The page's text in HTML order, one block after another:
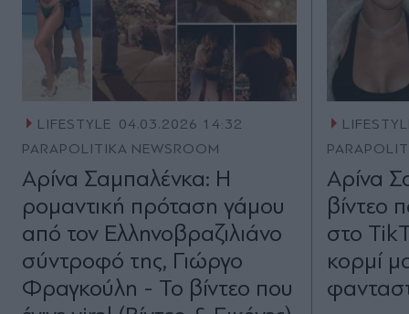
LIFESTYLE 04.03.2026 14:32
PARAPOLITIKA NEWSROOM
Αρίνα Σαμπαλένκα: Η
ρομαντική πρόταση γάμου
από τον Ελληνοβραζιλιάνο
σύντροφό της, Γιώργο
Φραγκούλη - Το βίντεο που
Αρίνα
βίντεο
στο
κορμί